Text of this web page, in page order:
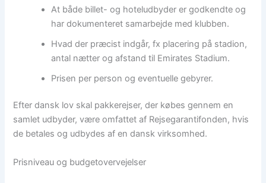
At både billet- og hoteludbyder er godkendte og
har dokumenteret samarbejde med klubben.
Hvad der præcist indgår, fx placering på stadion,
antal nætter og afstand til Emirates Stadium.
Prisen per person og eventuelle gebyrer.
Efter dansk lov skal pakkerejser, der købes gennem en
samlet udbyder, være omfattet af Rejsegarantifonden, hvis
de betales og udbydes af en dansk virksomhed.
Prisniveau og budgetovervejelser